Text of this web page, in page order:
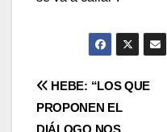
Navegación
de
HEBE: “LOS QUE
PROPONEN EL
DIÁLOGO NOS